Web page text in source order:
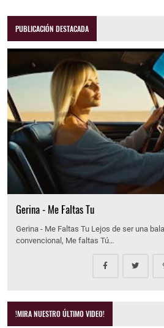
PUBLICACIÓN DESTACADA
Gerina - Me Faltas Tu
Gerina - Me Faltas Tu Lejos de ser una
convencional, Me faltas Tú…
!MIRA NUESTRO ÚLTIMO VIDEO!